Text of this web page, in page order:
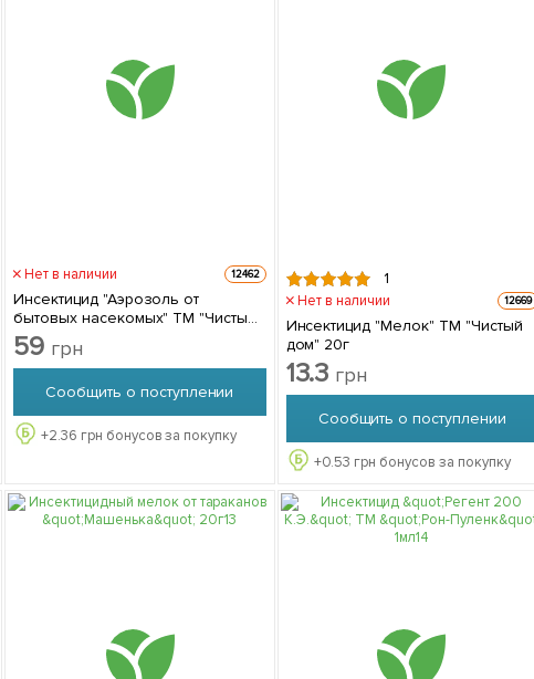
Нет в наличии 12462
Инсектицид "Аэрозоль от
бытовых насекомых" ТМ "Чистый
дом" 150мл
59 грн
Сообщить о поступлении
+2.36 грн бонусов за покупку
1
Нет в наличии 12669
Инсектицид "Мелок" ТМ "Чистый
дом" 20г
13.3 грн
Сообщить о поступлении
+0.53 грн бонусов за покупку